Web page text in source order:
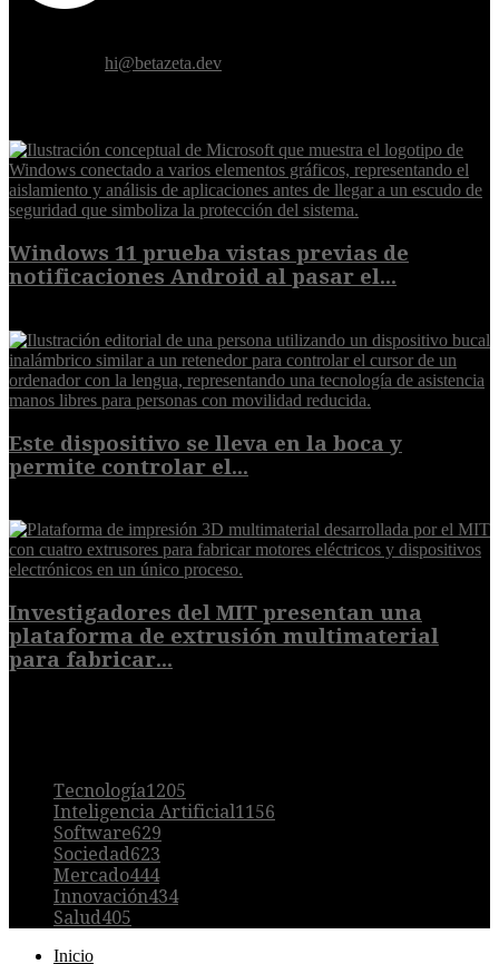
hi@betazeta.dev
Windows 11 prueba vistas previas de
notificaciones Android al pasar el...
Este dispositivo se lleva en la boca y
permite controlar el...
Investigadores del MIT presentan una
plataforma de extrusión multimaterial
para fabricar...
Tecnología1205
Inteligencia Artificial1156
Software629
Sociedad623
Mercado444
Innovación434
Salud405
Inicio